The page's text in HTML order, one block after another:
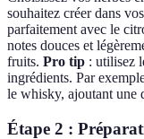
souhaitez créer dans
parfaitement avec le
notes douces et
fruits. Pro tip : utilisez
ingrédients. Par
le whisky, ajoutant une
Étape 2 :